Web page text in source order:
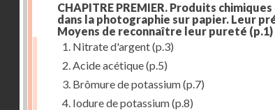
CHAPITRE PREMIER. Produits
dans la photographie sur papier. Leur
Moyens de reconnaître leur pureté (p.1)
1. Nitrate d'argent(p.3)
2. Acide acétique(p.5)
3. Brômure de potassium(p.7)
4. Iodure de potassium(p.8)